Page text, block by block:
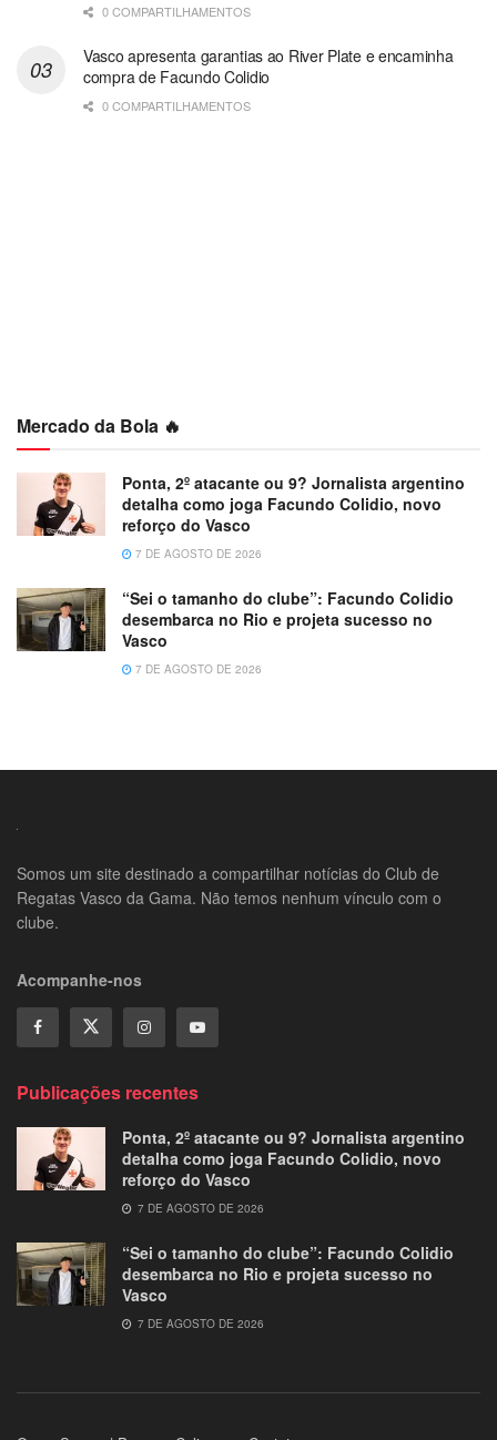
0 COMPARTILHAMENTOS
Vasco apresenta garantias ao River Plate e encaminha
compra de Facundo Colidio
0 COMPARTILHAMENTOS
Mercado da Bola 🔥
Ponta, 2º atacante ou 9? Jornalista argentino
detalha como joga Facundo Colidio, novo
reforço do Vasco
7 DE AGOSTO DE 2026
“Sei o tamanho do clube”: Facundo Colidio
desembarca no Rio e projeta sucesso no
Vasco
7 DE AGOSTO DE 2026
Somos um site destinado a compartilhar notícias do Club de
Regatas Vasco da Gama. Não temos nenhum vínculo com o
clube.
Acompanhe-nos
Publicações recentes
Ponta, 2º atacante ou 9? Jornalista argentino
detalha como joga Facundo Colidio, novo
reforço do Vasco
7 DE AGOSTO DE 2026
“Sei o tamanho do clube”: Facundo Colidio
desembarca no Rio e projeta sucesso no
Vasco
7 DE AGOSTO DE 2026